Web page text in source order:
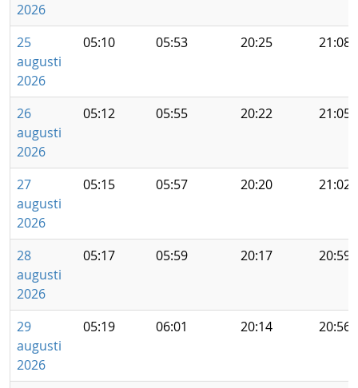
2026
25
augusti
2026
05:10 05:53 20:25 21:08
26
augusti
2026
05:12 05:55 20:22 21:05
27
augusti
2026
05:15 05:57 20:20 21:02
28
augusti
2026
05:17 05:59 20:17 20:59
29
augusti
2026
05:19 06:01 20:14 20:56